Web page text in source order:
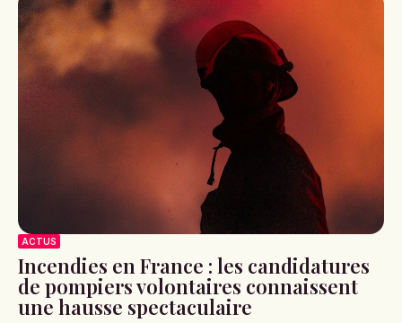
ACTUS
Incendies en France : les candidatures
de pompiers volontaires connaissent
une hausse spectaculaire